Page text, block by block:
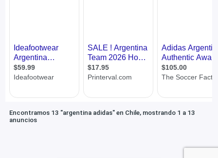
Encontramos 13 "argentina adidas" en Chile, mostrando 1 a 13
anuncios